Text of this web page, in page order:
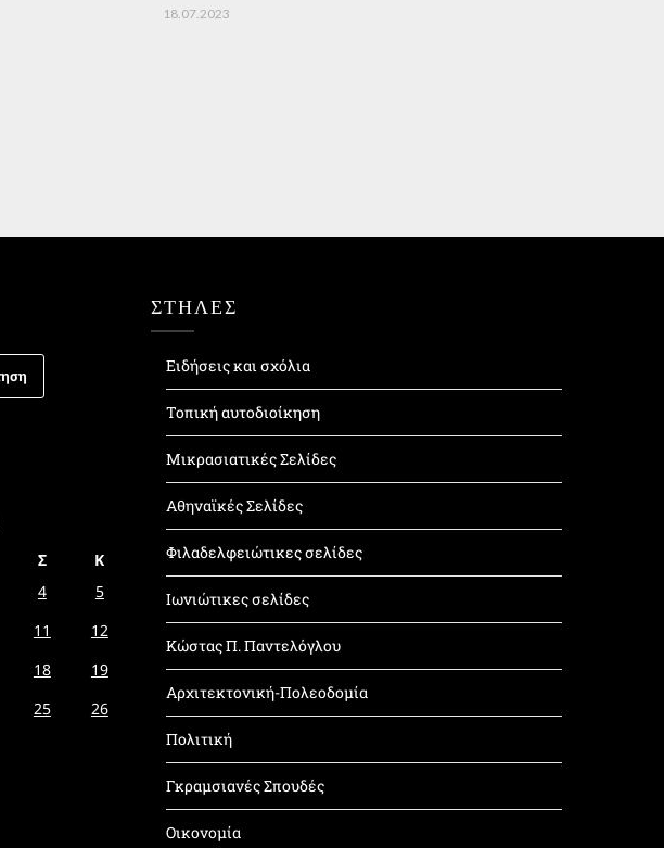
18.07.2023
Σ
Κ
4
5
11
12
18
19
25
26
ΣΤΗΛΕΣ
Ειδήσεις και σχόλια
Τοπική αυτοδιοίκηση
Μικρασιατικές Σελίδες
Αθηναϊκές Σελίδες
Φιλαδελφειώτικες σελίδες
Ιωνιώτικες σελίδες
Κώστας Π. Παντελόγλου
Αρχιτεκτονική-Πολεοδομία
Πολιτική
Γκραμσιανές Σπουδές
Οικονομία